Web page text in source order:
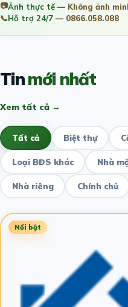
📷Ảnh thực tế— Không ảnh
📞Hỗ trợ 24/7 — 0866.058.088
Tinmới nhất
Xem tất cả →
Tất cả Biệt thự
Loại BĐS khác Nhà
Nhà riêng Chính chủ
Nổi bật